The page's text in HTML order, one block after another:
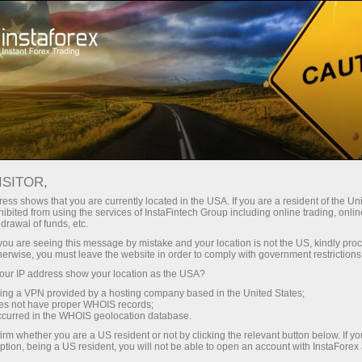
हम सामाजिक नेटवर्क में हैं
ट्रेडिंग खाता खोलें
डेमो खाता खोलें
shows that you are currently located in the USA. If you are a resident of the
from using the services of InstaFintech Group including online trading,
of funds, etc.
are seeing this message by mistake and your location is not the US, kindly
you must leave the website in order to comply with government
IP address show your location as the USA?
a VPN provided by a hosting company based in the United States;
not have proper WHOIS records;
in the WHOIS geolocation database.
whether you are a US resident or not by clicking the relevant button below. If
being a US resident, you will not be able to open an account with InstaForex